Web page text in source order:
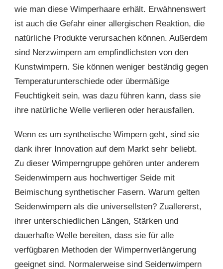
wie man diese Wimperhaare erhält. Erwähnenswert
ist auch die Gefahr einer allergischen Reaktion, die
natürliche Produkte verursachen können. Außerdem
sind Nerzwimpern am empfindlichsten von den
Kunstwimpern. Sie können weniger beständig gegen
Temperaturunterschiede oder übermäßige
Feuchtigkeit sein, was dazu führen kann, dass sie
ihre natürliche Welle verlieren oder herausfallen.
Wenn es um synthetische Wimpern geht, sind sie
dank ihrer Innovation auf dem Markt sehr beliebt.
Zu dieser Wimperngruppe gehören unter anderem
Seidenwimpern aus hochwertiger Seide mit
Beimischung synthetischer Fasern. Warum gelten
Seidenwimpern als die universellsten? Zuallererst,
ihrer unterschiedlichen Längen, Stärken und
dauerhafte Welle bereiten, dass sie für alle
verfügbaren Methoden der Wimpernverlängerung
geeignet sind. Normalerweise sind Seidenwimpern